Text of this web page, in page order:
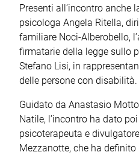
Presenti all’incontro anche
psicologa Angela Ritella,
familiare Noci-Alberobello,
firmatarie della legge sullo
Stefano Lisi, in
delle persone con disabilità.
Guidato da Anastasio
Natile, l’incontro ha dato
psicoterapeuta e
Mezzanotte, che ha